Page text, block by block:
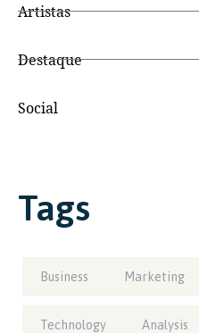
Artistas
Destaque
Social
Tags
Business Marketing
Technology Analysis